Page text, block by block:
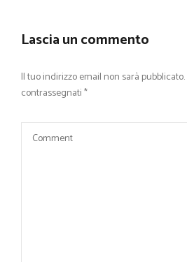
Lascia un commento
Il tuo indirizzo email non sarà pubblicato.
contrassegnati*